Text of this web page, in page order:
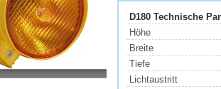
D180 Technische
Höhe
Breite
Tiefe
Lichtaustritt